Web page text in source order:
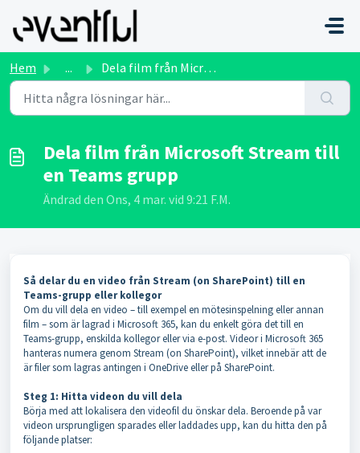
Hoppa över till huvudinnehåll
Hem ... Dela film från Microsoft Stream till en Teams grupp
Dela film från Microsoft Stream till
en Teams grupp
Ändrad den Ons, 4 mar. vid 9:21 F.M.
Så delar du en video från Stream (on SharePoint) till en
Teams-grupp eller kollegor
Om du vill dela en video – till exempel en mötesinspelning eller annan
film – som är lagrad i Microsoft 365, kan du enkelt göra det till en
Teams-grupp, enskilda kollegor eller via e-post. Videor i Microsoft 365
hanteras numera genom Stream (on SharePoint), vilket innebär att de
är filer som lagras antingen i OneDrive eller på SharePoint.
Steg 1: Hitta videon du vill dela
Börja med att lokalisera den videofil du önskar dela. Beroende på var
videon ursprungligen sparades eller laddades upp, kan du hitta den på
följande platser: